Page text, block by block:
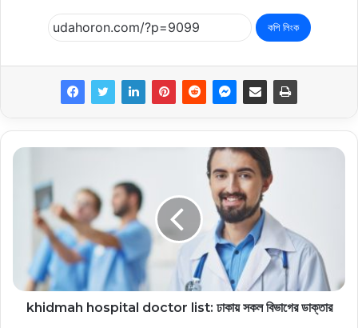
কপি লিংক
khidmah hospital doctor list: ঢাকায় সকল বিভাগের ডাক্তার